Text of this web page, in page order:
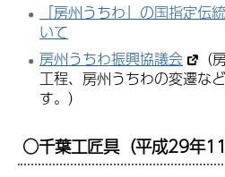
「房州うちわ」の国指定伝
いて
房州うちわ振興協議会
工程、房州うちわの変遷な
す。）
○千葉工匠具（平成29年11